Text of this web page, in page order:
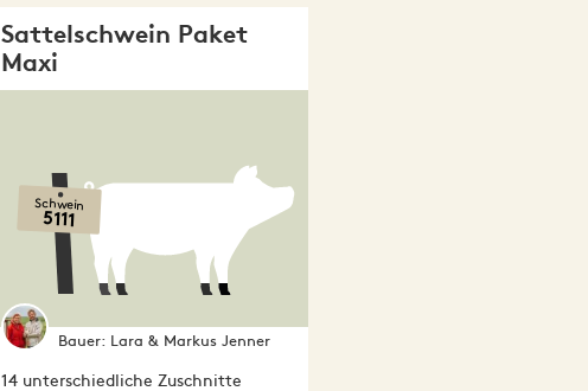
Sattelschwein Paket
Maxi
Schwein
5111
Bauer: Lara & Markus Jenner
14 unterschiedliche Zuschnitte